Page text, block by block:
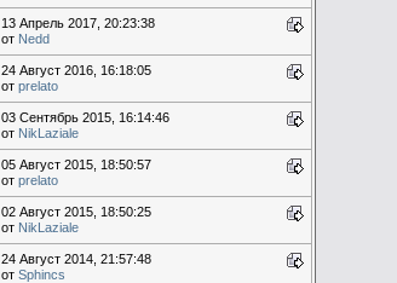
13 Апрель 2017, 20:23:38
от Nedd
24 Август 2016, 16:18:05
от prelato
03 Сентябрь 2015, 16:14:46
от NikLaziale
05 Август 2015, 18:50:57
от prelato
02 Август 2015, 18:50:25
от NikLaziale
24 Август 2014, 21:57:48
от Sphincs